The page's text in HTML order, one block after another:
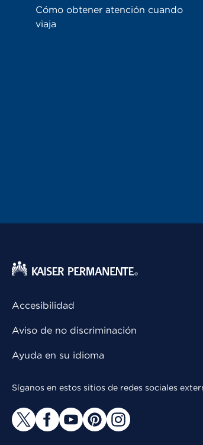
Cómo obtener atención cuando
viaja
Accesibilidad
Aviso de no discriminación
Ayuda en su idioma
Síganos en estos sitios de redes sociales